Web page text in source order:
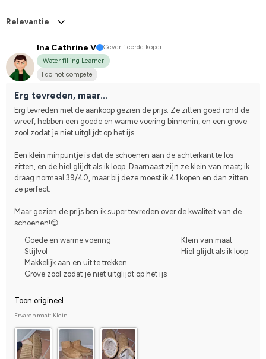
Relevantie
Ina Cathrine V
Geverifieerde koper
Water filling Learner
I do not compete
Erg tevreden, maar...
Erg tevreden met de aankoop gezien de prijs. Ze zitten goed rond de
wreef, hebben een goede en warme voering binnenin, en een grove
zool zodat je niet uitglijdt op het ijs.
Een klein minpuntje is dat de schoenen aan de achterkant te los
zitten, en de hiel glijdt als ik loop. Daarnaast zijn ze klein van maat; ik
draag normaal 39/40, maar bij deze moest ik 41 kopen en dan zitten
ze perfect.
Maar gezien de prijs ben ik super tevreden over de kwaliteit van de
schoenen!😊
Goede en warme voering
Stijlvol
Makkelijk aan en uit te trekken
Grove zool zodat je niet uitglijdt op het ijs
Klein van maat
Hiel glijdt als ik loop
Toon origineel
Ervaren maat: Klein